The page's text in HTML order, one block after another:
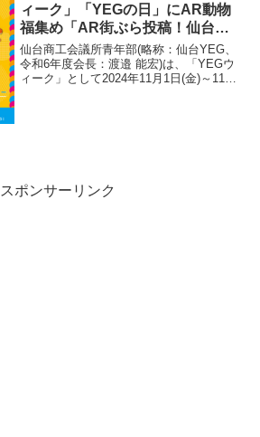
ィーク」「YEGの日」にAR動物
福集め「AR街ぶら投稿！仙台笑
探訪アドベンチャー」とペットと
楽しむ「仙台YEGアニマルライフ
フェスタ」を11月開催！
仙台商工会議所青年部(略称：仙台YEG、
令和6年度会長：渡邉 能宏)は、「YEGウ
ィーク」として2024年11月1日(金)～11月
スポンサーリンク